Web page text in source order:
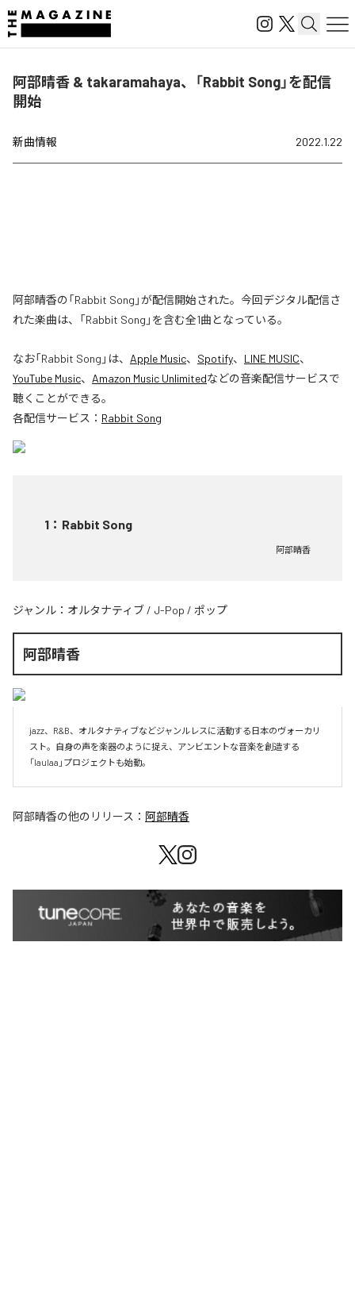
阿部晴香 & takaramahaya、「Rabbit Song」を配信
開始
新曲情報 2022.1.22
阿部晴香の「Rabbit Song」が配信開始された。今回デジタル配信さ
れた楽曲は、「Rabbit Song」を含む全1曲となっている。
なお「Rabbit Song 」は、 Apple Music、 Spotify、 LINE MUSIC、
YouTube Music、 Amazon Music Unlimitedなどの音楽配信サービスで
聴くことができる。
各配信サービス： Rabbit Song
1 ： Rabbit Song
阿部晴香
ジャンル： オルタナティブ / J-Pop / ポップ
阿部晴香
jazz、R&B、オルタナティブなどジャンルレスに活動する日本のヴォーカリ
スト。自身の声を楽器のように捉え、アンビエントな音楽を創造する
「laulaa」プロジェクトも始動。
阿部晴香の他のリリース： 阿部晴香